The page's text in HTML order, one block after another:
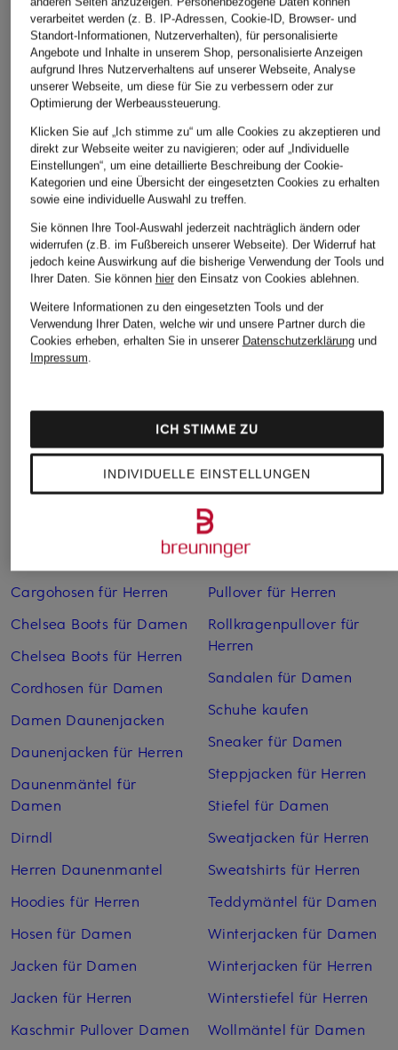
Johann & Johanna
Dirndlbluse mit Spitze
109,99 €
+Aktionsrabatt
OPUS
Leinen mit 3/4-Arm
45,99 €
Bestpreis: 69,99 €
+Aktionsrabatt
BETTY&CO
Lochspitze und 3/
Arm
62,99 €
Bestpreis:
Ursprünglich:89,99 €
Weitere Kategorien
Cargohosen für Herren
Chelsea Boots für Damen
Chelsea Boots für Herren
Cordhosen für Damen
Damen Daunenjacken
Daunenjacken für Herren
Daunenmäntel für
Damen
Dirndl
Herren Daunenmantel
Hoodies für Herren
Hosen für Damen
Jacken für Damen
Jacken für Herren
Kaschmir Pullover Damen
Mäntel für Herren
Pullover für Damen
Pullover für Herren
Rollkragenpullover für
Herren
Sandalen für Damen
Schuhe kaufen
Sneaker für Damen
Steppjacken für Herren
Stiefel für Damen
Sweatjacken für Herren
Sweatshirts für Herren
Teddymäntel für Damen
Winterjacken für Damen
Winterjacken für Herren
Winterstiefel für Herren
Wollmäntel für Damen
verarbeitet werden (z. B. IP-Adressen, Cookie-ID, Browser- und
Standort-Informationen, Nutzerverhalten), für personalisierte
Angebote und Inhalte in unserem Shop, personalisierte Anzeigen
aufgrund Ihres Nutzerverhaltens auf unserer Webseite, Analyse
unserer Webseite, um diese für Sie zu verbessern oder zur
Optimierung der Werbeaussteuerung.
Klicken Sie auf „Ich stimme zu“ um alle Cookies zu akzeptieren und
direkt zur Webseite weiter zu navigieren; oder auf „Individuelle
Einstellungen“, um eine detaillierte Beschreibung der Cookie-
Kategorien und eine Übersicht der eingesetzten Cookies zu erhalten
sowie eine individuelle Auswahl zu treffen.
Sie können Ihre Tool-Auswahl jederzeit nachträglich ändern oder
widerrufen (z.B. im Fußbereich unserer Webseite). Der Widerruf hat
jedoch keine Auswirkung auf die bisherige Verwendung der Tools und
Ihrer Daten. Sie können hierden Einsatz von Cookies ablehnen.
Weitere Informationen zu den eingesetzten Tools und der
Verwendung Ihrer Daten, welche wir und unsere Partner durch die
Cookies erheben, erhalten Sie in unserer Datenschutzerklärungund
Impressum.
INDIVIDUELLE EINSTELLUNGEN
ICH STIMME ZU